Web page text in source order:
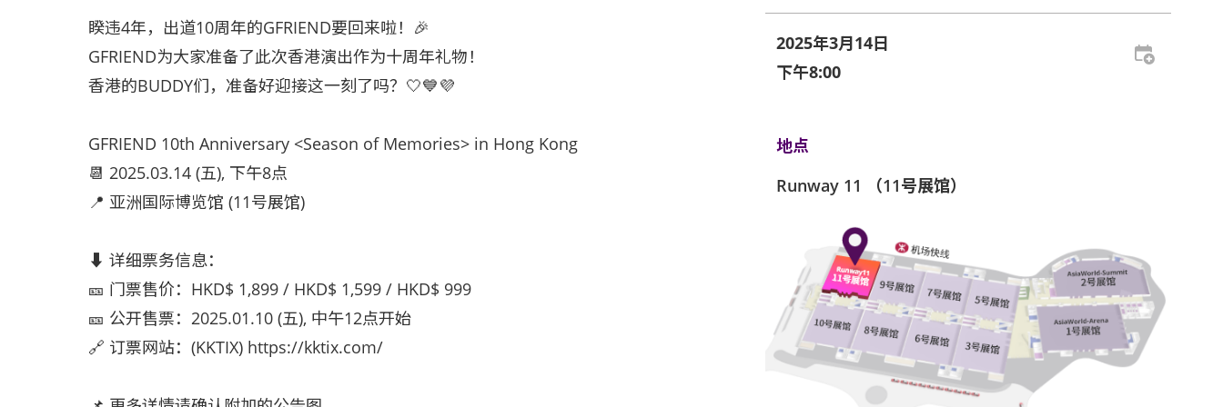
睽违4年，出道10周年的GFRIEND要回来啦！🎉
GFRIEND为大家准备了此次香港演出作为十周年礼物！
香港的BUDDY们，准备好迎接这一刻了吗？🤍💙💜
GFRIEND 10th Anniversary <Season of Memories> in Hong Kong
📆 2025.03.14 (五), 下午8点
📍 亚洲国际博览馆 (11号展馆)
⬇ 详细票务信息：
🎫 门票售价：HKD$ 1,899 / HKD$ 1,599 / HKD$ 999
🎫 公开售票：2025.01.10 (五), 中午12点开始
🔗 订票网站：(KKTIX) https://kktix.com/
2025年3月14日
下午8:00
地点
Runway 11 （11号展馆）